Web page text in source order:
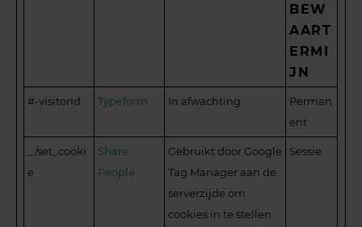
BEW
AART
ERMI
JN
#-visitorId Typeform In afwachting
Perman
ent
_/set_cooki
e
Share
People
Gebruikt door Google
Tag Manager aan de
serverzijde om
cookies in te stellen
Sessie